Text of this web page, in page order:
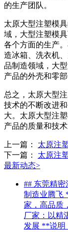
的生产团队。
太原大型注塑模
域，大型注塑模
各个方面的生产
造冰箱、洗衣机
品制造领域，大
产品的外壳和零部
总之，太原大型
技术的不断改进
大。太原大型注
产品的质量和技
上一篇： 太原注
下一篇： 太原注
最新动态>
## 东莞精
制造业腾飞
家，高品质
厂家：以精
发展 **说明